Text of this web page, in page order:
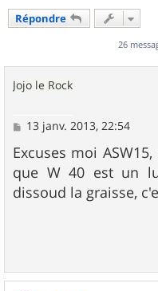
Répondre
26
Jojo le Rock
M
s
s
a
g
e
13 janv. 2013, 22:54
Excuses moi
que W 40 est un
dissoud la graisse,